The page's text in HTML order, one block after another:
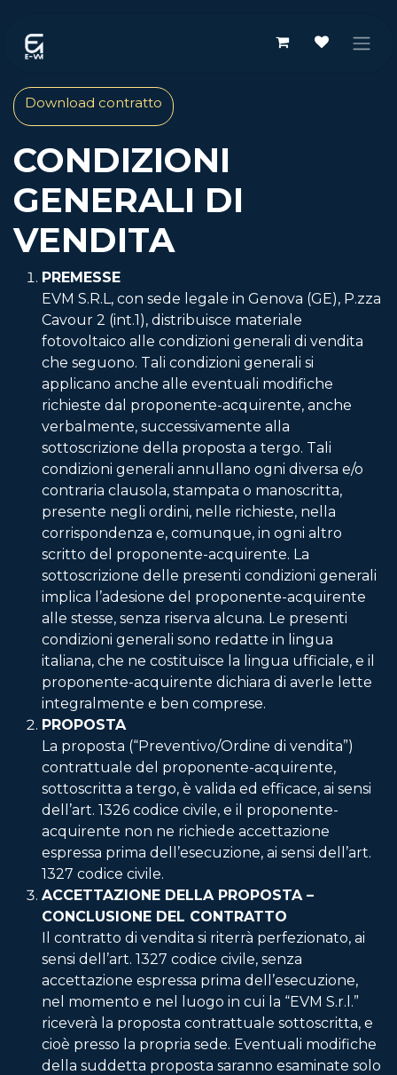
Download contratto
CONDIZIONI
GENERALI DI
VENDITA
PREMESSE
EVM S.R.L, con sede legale in Genova (GE), P.zza
Cavour 2 (int.1), distribuisce materiale
fotovoltaico alle condizioni generali di vendita
che seguono. Tali condizioni generali si
applicano anche alle eventuali modifiche
richieste dal proponente-acquirente, anche
verbalmente, successivamente alla
sottoscrizione della proposta a tergo. Tali
condizioni generali annullano ogni diversa e/o
contraria clausola, stampata o manoscritta,
presente negli ordini, nelle richieste, nella
corrispondenza e, comunque, in ogni altro
scritto del proponente-acquirente. La
sottoscrizione delle presenti condizioni generali
implica l’adesione del proponente-acquirente
alle stesse, senza riserva alcuna. Le presenti
condizioni generali sono redatte in lingua
italiana, che ne costituisce la lingua ufficiale, e il
proponente-acquirente dichiara di averle lette
integralmente e ben comprese.
PROPOSTA
La proposta (“Preventivo/Ordine di vendita”)
contrattuale del proponente-acquirente,
sottoscritta a tergo, è valida ed efficace, ai sensi
dell’art. 1326 codice civile, e il proponente-
acquirente non ne richiede accettazione
espressa prima dell’esecuzione, ai sensi dell’art.
1327 codice civile.
ACCETTAZIONE DELLA PROPOSTA –
CONCLUSIONE DEL CONTRATTO
Il contratto di vendita si riterrà perfezionato, ai
sensi dell’art. 1327 codice civile, senza
accettazione espressa prima dell’esecuzione,
nel momento e nel luogo in cui la “EVM S.r.l.”
riceverà la proposta contrattuale sottoscritta, e
cioè presso la propria sede. Eventuali modifiche
della suddetta proposta saranno esaminate solo